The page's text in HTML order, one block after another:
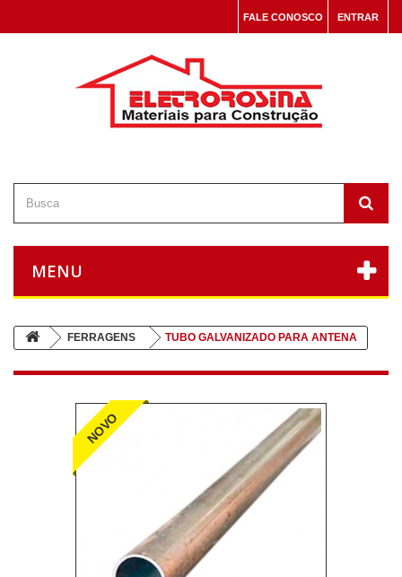
ENTRAR
FALE CONOSCO
MENU
FERRAGENS TUBO GALVANIZADO PARA ANTENA
NOVO